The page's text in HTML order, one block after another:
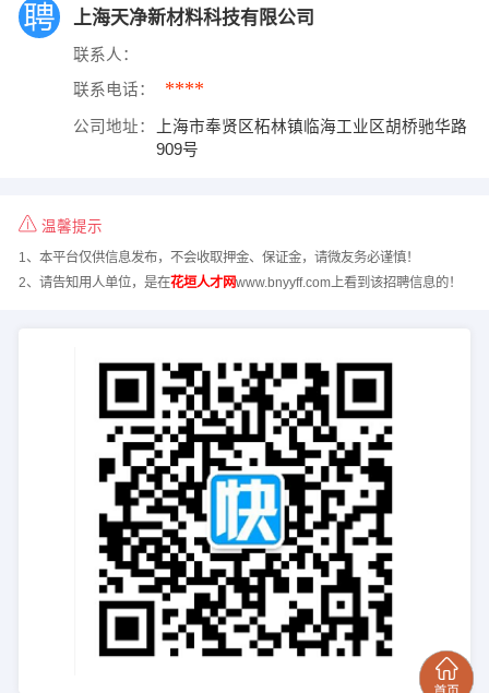
上海天净新材料科技有限公司
联系人：
联系电话： ****
公司地址：
上海市奉贤区柘林镇临海工业区胡桥驰华路
909号
温馨提示
1、本平台仅供信息发布，不会收取押金、保证金，请微友务必谨慎！
2、请告知用人单位，是在花垣人才网www.bnyyff.com上看到该招聘信息的！